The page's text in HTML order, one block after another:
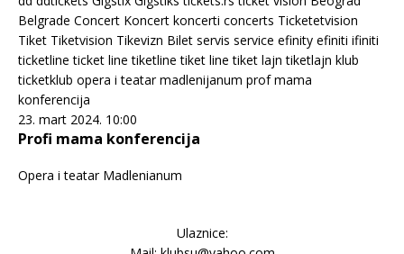
23. mart 2024. 10:00
Profi mama konferencija
Opera i teatar Madlenianum
Ulaznice: